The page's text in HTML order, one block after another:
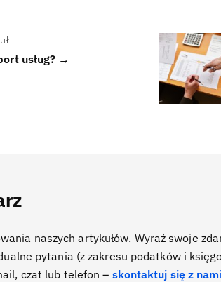
usług? →
naszych artykułów. Wyraź swoje
pytania (z zakresu podatków i
czat lub telefon – skontaktuj się z